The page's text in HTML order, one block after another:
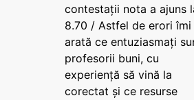
contestații nota a ajuns
8.70 / Astfel de erori îmi
arată ce entuziasmați
profesorii buni, cu
experiență să vină la
corectat și ce resurse